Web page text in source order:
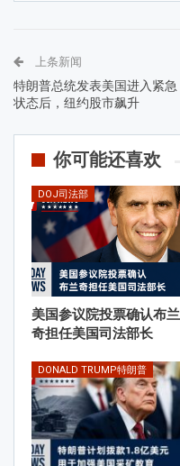
上条新闻
特朗普总统发表美国进入紧急
状态后，纽约股市飙升
你可能还喜欢
DOJ司法部
美国参议院投票确认布兰
奇担任美国司法部长
DONALD TRUMP特朗普